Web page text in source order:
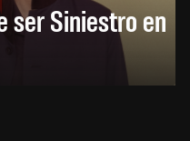
ser Siniestro en